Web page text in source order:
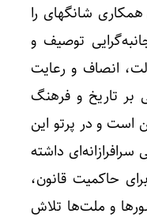
شانگهای را
توصیف و
انصاف و رعایت
تاریخ و فرهنگ
است و در پرتو این
داشته
حاکمیت قانون،
و ملت‌ها تلاش